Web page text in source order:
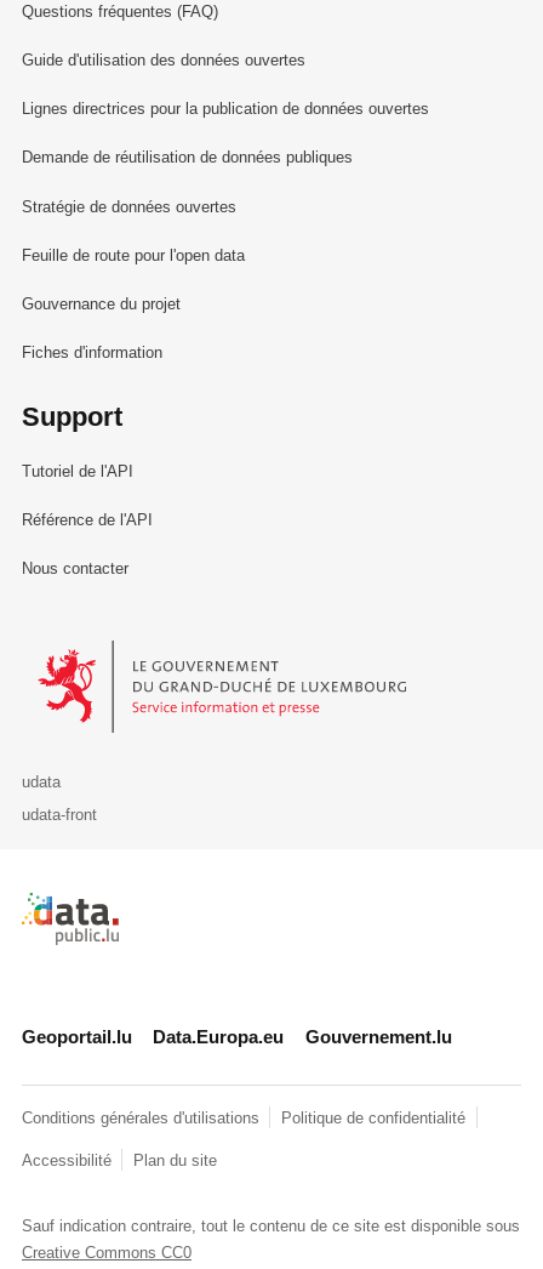
Questions fréquentes (FAQ)
Guide d'utilisation des données ouvertes
Lignes directrices pour la publication de données ouvertes
Demande de réutilisation de données publiques
Stratégie de données ouvertes
Feuille de route pour l'open data
Gouvernance du projet
Fiches d'information
Support
Tutoriel de l'API
Référence de l'API
Nous contacter
Le Gouvernement du Grand-Duché de Luxembourg - Service
udata
udata-front
Retour à l'accueil de data.public.lu
Geoportail.lu Data.Europa.eu Gouvernement.lu
Conditions générales d'utilisations Politique de confidentialité
Accessibilité Plan du site
Sauf indication contraire, tout le contenu de ce site est disponible sous
Creative Commons CC0